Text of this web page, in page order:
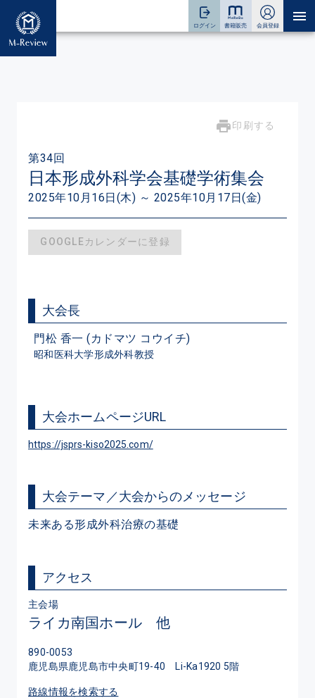
印刷する
第34回
日本形成外科学会基礎学術集会
2025年10月16日(木) ～ 2025年10月17日(金)
GOOGLEカレンダーに登録
大会長
門松 香一 (カドマツ コウイチ)
昭和医科大学形成外科教授
大会ホームページURL
https://jsprs-kiso2025.com/
大会テーマ／大会からのメッセージ
未来ある形成外科治療の基礎
アクセス
主会場
ライカ南国ホール 他
890-0053
鹿児島県鹿児島市中央町19-40 Li-Ka1920 5階
路線情報を検索する